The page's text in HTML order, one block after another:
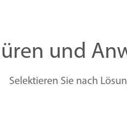
und
Selektieren Sie nach